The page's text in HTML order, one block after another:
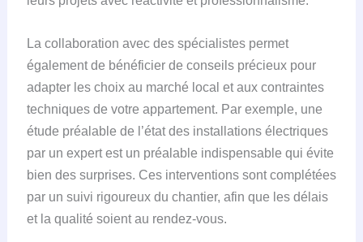
La collaboration avec des spécialistes permet
également de bénéficier de conseils précieux pour
adapter les choix au marché local et aux contraintes
techniques de votre appartement. Par exemple, une
étude préalable de l’état des installations électriques
par un expert est un préalable indispensable qui évite
bien des surprises. Ces interventions sont complétées
par un suivi rigoureux du chantier, afin que les délais
et la qualité soient au rendez-vous.